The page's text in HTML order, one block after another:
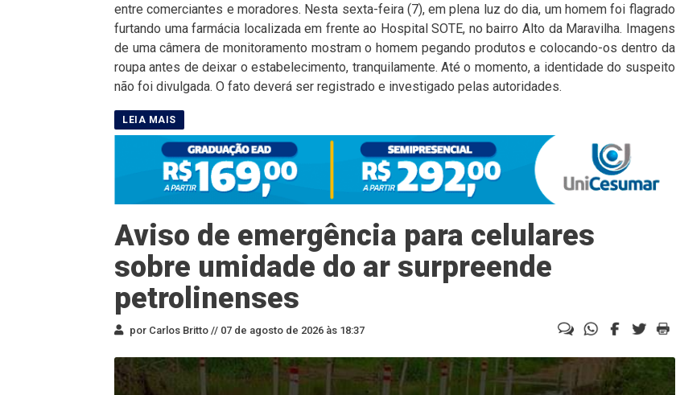
entre comerciantes e moradores. Nesta sexta-feira (7), em plena luz do dia, um homem foi flagrado
furtando uma farmácia localizada em frente ao Hospital SOTE, no bairro Alto da Maravilha. Imagens
de uma câmera de monitoramento mostram o homem pegando produtos e colocando-os dentro da
roupa antes de deixar o estabelecimento, tranquilamente. Até o momento, a identidade do suspeito
não foi divulgada. O fato deverá ser registrado e investigado pelas autoridades.
Aviso de emergência para celulares
sobre umidade do ar surpreende
petrolinenses
por Carlos Britto // 07 de agosto de 2026 às 18:37